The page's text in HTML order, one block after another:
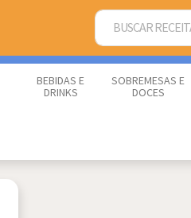
BEBIDAS E
DRINKS
SOBREMESAS E
DOCES